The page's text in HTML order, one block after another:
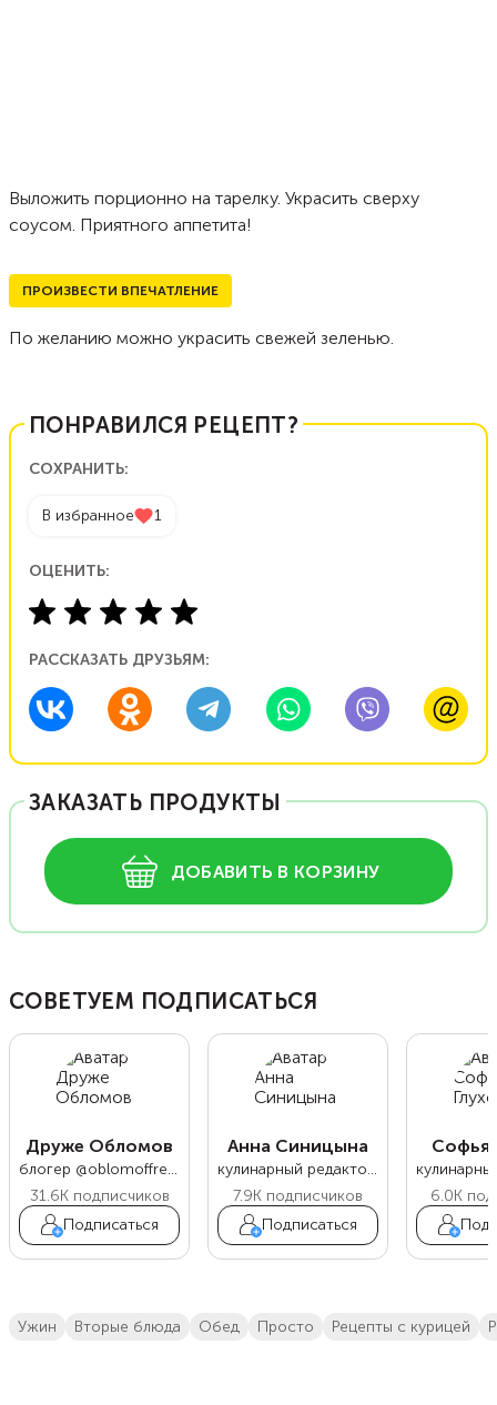
Выложить порционно на тарелку. Украсить сверху
соусом. Приятного аппетита!
ПРОИЗВЕСТИ ВПЕЧАТЛЕНИЕ
По желанию можно украсить свежей зеленью.
ПОНРАВИЛСЯ РЕЦЕПТ?
СОХРАНИТЬ:
В избранное 1
ОЦЕНИТЬ:
РАССКАЗАТЬ ДРУЗЬЯМ:
ЗАКАЗАТЬ ПРОДУКТЫ
ДОБАВИТЬ В КОРЗИНУ
СОВЕТУЕМ ПОДПИСАТЬСЯ
Друже Обломов
блогер @oblomoffrecipe
31.6Kподписчиков
Подписаться
Анна Синицына
кулинарный редактор Food.ru
7.9K подписчиков
Подписаться
Софья
6.0K
ужин вторые блюда обед просто Рецепты с курицей